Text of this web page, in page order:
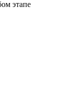
этапе